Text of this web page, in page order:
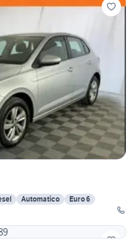
Automatico
Euro 6